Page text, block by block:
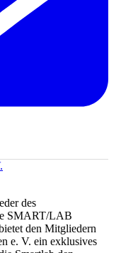
des
SMART/LAB
den Mitgliedern
e. V. ein exklusives